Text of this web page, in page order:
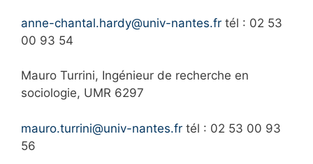
anne-chantal.hardy@univ-nantes.fr tél : 02 53
00 93 54
Mauro Turrini, Ingénieur de recherche en
sociologie, UMR 6297
mauro.turrini@univ-nantes.fr tél : 02 53 00 93
56